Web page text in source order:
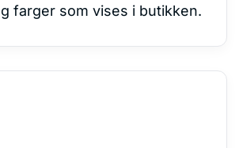
farger som vises i butikken.